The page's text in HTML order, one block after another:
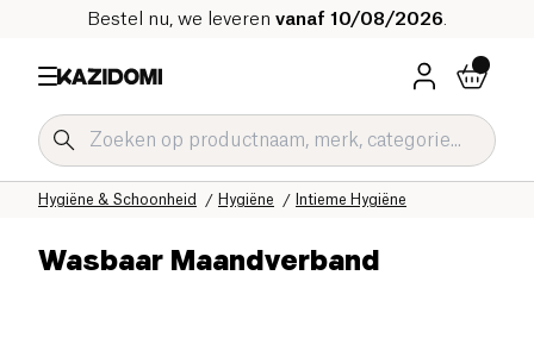
Bestel nu, we leveren vanaf 10/08/2026
Intieme Hygiëne
Hygiëne
Hygiëne & Schoonheid
Onze biologische catalogus
Home
Wasbaar Maandverband